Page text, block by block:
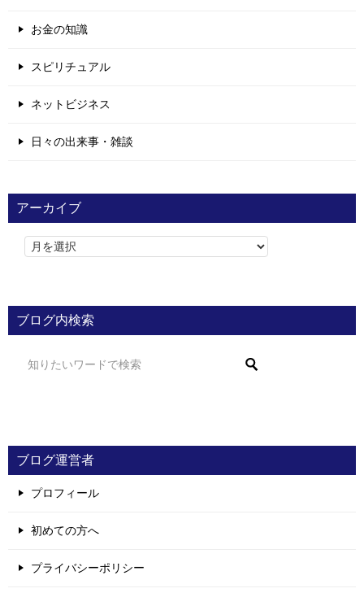
お金の知識
スピリチュアル
ネットビジネス
日々の出来事・雑談
アーカイブ
ブログ内検索
ブログ運営者
プロフィール
初めての方へ
プライバシーポリシー